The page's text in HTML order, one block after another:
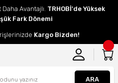
Avantajlı. TRHOBİ'de Yüksek
Fark Dönemi
Kargo Bizden!
ARA